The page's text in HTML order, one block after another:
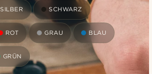
SILBER SCHWARZ
ROT GRAU BLAU
GRÜN